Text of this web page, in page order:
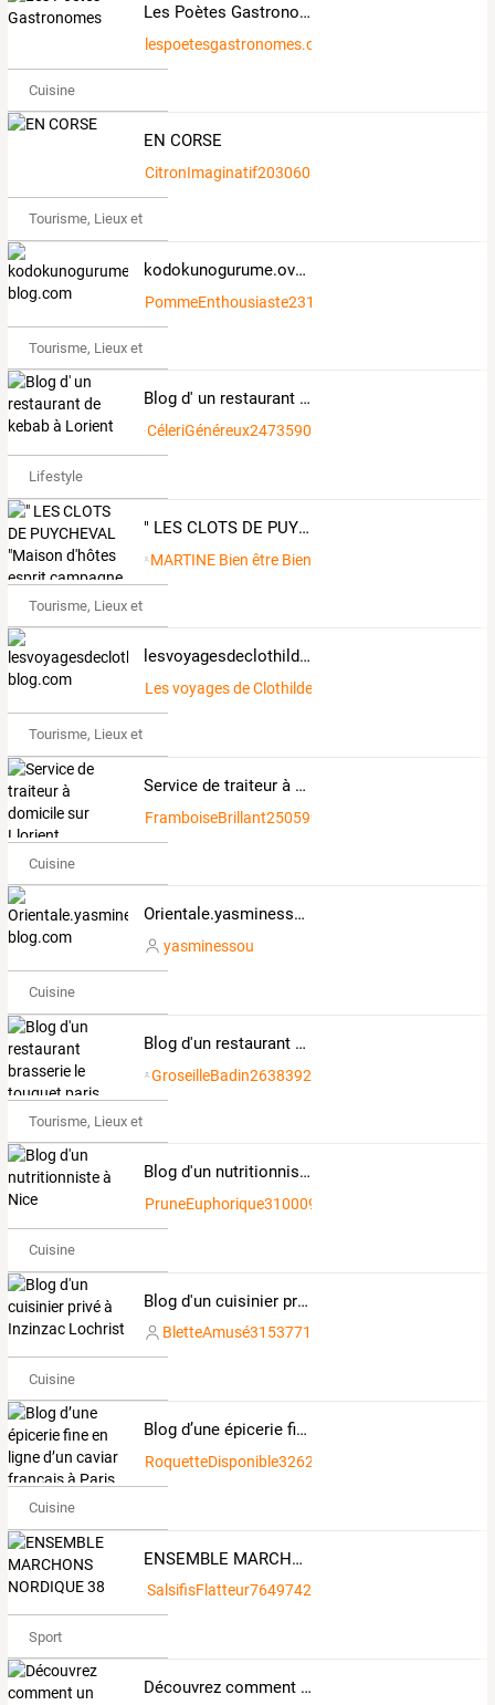
Les Poètes Gastronomes
lespoetesgastronomes.com
Cuisine
EN CORSE
CitronImaginatif2030603
Tourisme, Lieux et Événements
kodokunogurume.over-blog.com
PommeEnthousiaste2319249
Tourisme, Lieux et Événements
Blog d' un restaurant de kebab à Lorient
CéleriGénéreux2473590
Lifestyle
" LES CLOTS DE PUYCHEVAL "Maison d'hôtes esprit campagne
MARTINE Bien être Bien
Tourisme, Lieux et Événements
lesvoyagesdeclothilde.over-blog.com
Les voyages de Clothilde
Tourisme, Lieux et Événements
Service de traiteur à domicile sur Llorient
FramboiseBrillant2505994
Cuisine
Orientale.yasminessou.over-blog.com
yasminessou
Cuisine
Blog d'un restaurant brasserie le touquet paris plage
GroseilleBadin2638392
Tourisme, Lieux et Événements
Blog d'un nutritionniste à Nice
PruneEuphorique3100091
Cuisine
Blog d'un cuisinier privé à Inzinzac Lochrist
BletteAmusé3153771
Cuisine
Blog d’une épicerie fine en ligne d’un caviar français à Paris
RoquetteDisponible3262426
Cuisine
ENSEMBLE MARCHONS NORDIQUE 38
SalsifisFlatteur7649742
Sport
Découvrez comment un cuisinier privé peut transformer vos événements